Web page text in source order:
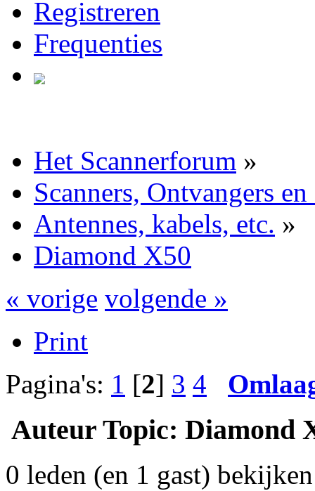
Registreren
Frequenties
Het Scannerforum »
Scanners, Ontvangers
Antennes, kabels, etc. »
Diamond X50
« vorige volgende »
Print
Pagina's: 1 [2] 3 4
Auteur Topic: Diamond
0 leden (en 1 gast)